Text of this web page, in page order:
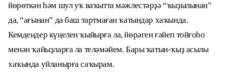
йөрөткән һәм шул уҡ ваҡытта мәжлестәрҙә “ҡыҙылынан”
да, “ағынан” да баш тартмаған ҡатындар хаҡында.
Кемдеңдер күңелен ҡыйырға ла, йөрәген ғәйеп тойғоһо
менән ҡайыҙларға ла теләмәйем. Бары ҡатын-ҡыҙ асылы
хаҡында уйланырға саҡырам.